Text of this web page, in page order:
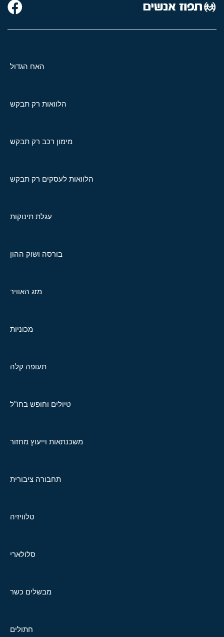
האח הגדול
הלוואות רק תבקש
מימון רכב רק תבקש
הלוואות לעסקים רק תבקש
עגלת תינוקות
בורסה ושוק ההון
מזג האוויר
מכוניות
תעופה קלה
טיולים וחופש בחו"ל
משכנתאות וייעוץ מחזור
תחבורה ציבורית
טלוויזיה
סלולארי
מבשלים כשר
חתולים